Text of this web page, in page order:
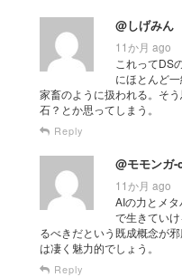
@しげみん
11か月 ago
これってDS
にほとんど
家畜のように扱われる。そ
石？とか思ってしまう。
Reply
@モモンガ-
11か月 ago
AIの力とメ
で生きてい
るべきだという既成概念が
は凄く魅力的でしょう。
Reply